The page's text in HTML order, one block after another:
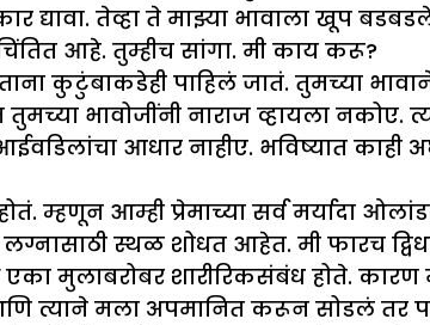
द्यावा. तेव्हा ते माझ् या भावाला खूप
आहे. तुम्हीच सांगा. मी काय करू?
कुटुंबाकडेही पाहिलं जातं. तुमच्या
भावोजींनी नाराज व्हायला नकोए.
आधार नाहीए. भविष्यात
म्हणून आम्ही प्रेमाच्या सर्व मर्यादा
या लग्नासाठी स्थळ शोधत आहेत. मी फारच
एका मुलाबरोबर शारीरिकसंबंध होते. कारण
त्याने मला अपमानित करून सोडलं तर